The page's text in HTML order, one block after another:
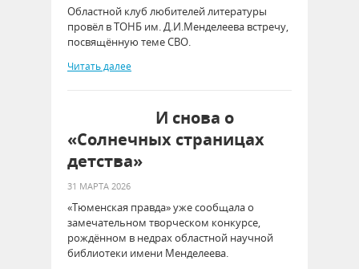
Областной клуб любителей литературы
провёл в ТОНБ им. Д.И.Менделеева встречу,
посвящённую теме СВО.
Читать далее
И снова о
«Солнечных страницах
детства»
31 МАРТА 2026
«Тюменская правда» уже сообщала о
замечательном творческом конкурсе,
рождённом в недрах областной научной
библиотеки имени Менделеева.